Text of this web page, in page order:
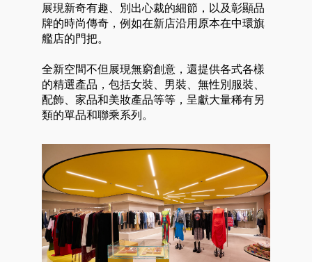
展現新奇有趣、別出心裁的細節，以及彰顯品
牌的時尚傳奇，例如在新店沿用原本在中環旗
艦店的門把。
全新空間不但展現無窮創意，還提供各式各樣
的精選產品，包括女裝、男裝、無性別服裝、
配飾、家品和美妝產品等等，呈獻大量稀有另
類的單品和聯乘系列。